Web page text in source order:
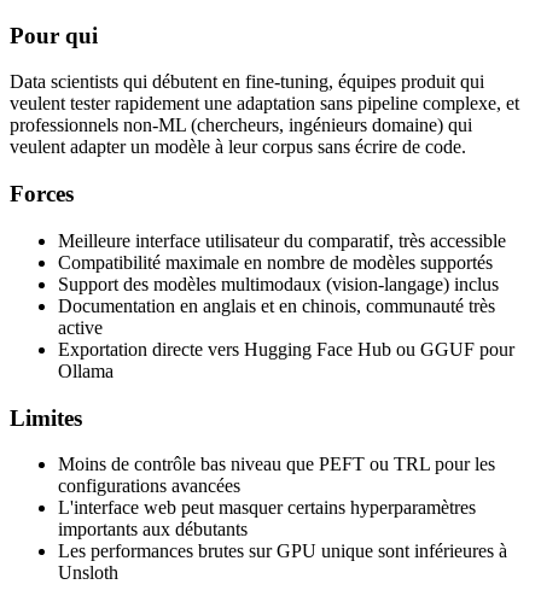
Pour qui
Data scientists qui débutent en fine-tuning, équipes produit qui
veulent tester rapidement une adaptation sans pipeline complexe, et
professionnels non-ML (chercheurs, ingénieurs domaine) qui
veulent adapter un modèle à leur corpus sans écrire de code.
Forces
Meilleure interface utilisateur du comparatif, très accessible
Compatibilité maximale en nombre de modèles supportés
Support des modèles multimodaux (vision-langage) inclus
Documentation en anglais et en chinois, communauté très
active
Exportation directe vers Hugging Face Hub ou GGUF pour
Ollama
Limites
Moins de contrôle bas niveau que PEFT ou TRL pour les
configurations avancées
L'interface web peut masquer certains hyperparamètres
importants aux débutants
Les performances brutes sur GPU unique sont inférieures à
Unsloth